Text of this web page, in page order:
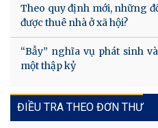
Theo quy định mới, những
được thuê nhà ở xã hội?
“Bẫy” nghĩa vụ phát sinh
một thập kỷ
ĐIỀU TRA THEO ĐƠN THƯ